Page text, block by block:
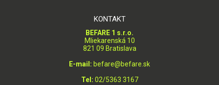
KONTAKT
BEFARE 1 s.r.o.
Mliekarenská 10
821 09 Bratislava
E-mail: befare@befare.sk
Tel: 02/5363 3167